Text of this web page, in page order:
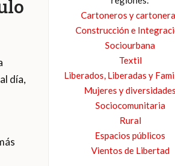
Cartoneros y
Construcción e
Sociourbana
Textil
Liberados, Liberadas y
Mujeres y diversidades
Sociocomunitaria
Rural
Espacios públicos
Vientos de Libertad
día,